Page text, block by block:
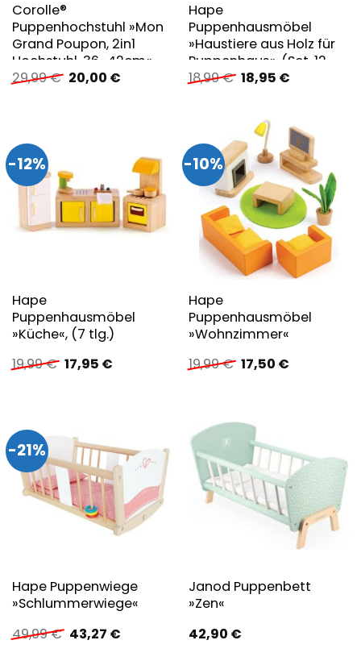
Corolle®
Puppenhochstuhl »Mon
Grand Poupon, 2in1
Hochstuhl, 36-42cm«
29,99€ Ursprünglicher
Preis
20,00 €Aktueller
Hape
Puppenhausmöbel
»Haustiere aus Holz für
Puppenhaus«, (Set, 12
tlg.)
18,99€ Ursprünglicher
Preis
18,99 €
18,95 €Aktueller
-12%
Hape
Puppenhausmöbel
»Küche«, (7 tlg.)
19,99€ Ursprünglicher
Preis
17,95 €Aktueller
-10%
Hape
Puppenhausmöbel
»Wohnzimmer«
19,99€ Ursprünglicher
Preis
17,50 €Aktueller
-21%
Hape Puppenwiege
»Schlummerwiege«
49,99€ Ursprünglicher
Preis
43,27 €Aktueller
Janod Puppenbett
»Zen«
42,90 €